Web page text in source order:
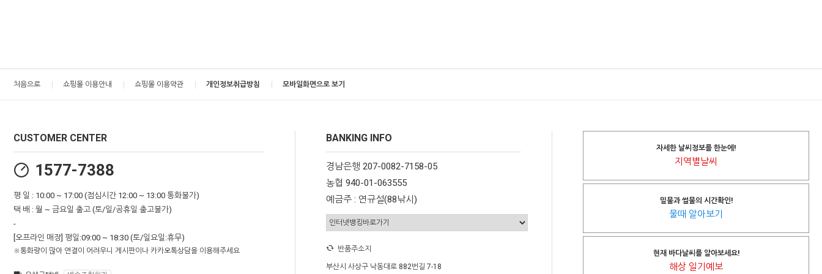
처음으로 쇼핑몰 이용안내 쇼핑몰 이용약관 개인정보취급방침 모바일화면으로 보기
CUSTOMER CENTER
1577-7388
평 일 : 10:00 ~ 17:00 (점심시간 12:00 ~ 13:00 통화불가)
택 배 : 월 ~ 금요일 출고 (토/일/공휴일 출고불가)
-
[오프라인 매장] 평일:09:00 ~ 18:30 (토/일요일:휴무)
※통화량이 많아 연결이 어려우니 게시판이나 카카오톡상담을 이용해주세요
BANKING INFO
경남은행 207-0082-7158-05
농협 940-01-063555
예금주 : 연규설(88낚시)
반품주소지
부산시 사상구 낙동대로 882번길 7-18
자세한 날씨정보를 한눈에!
지역별날씨
밀물과 썰물의 시간확인!
물때 알아보기
현재 바다날씨를 알아보세요!
해상 일기예보